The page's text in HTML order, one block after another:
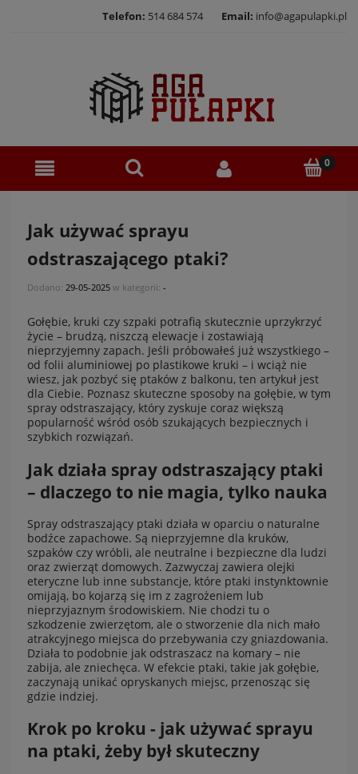
Telefon: 514 684 574 Email: info@agapulapki.pl
Jak używać sprayu
odstraszającego ptaki?
Dodano: 29-05-2025 w kategorii: -
Gołębie, kruki czy szpaki potrafią skutecznie uprzykrzyć
życie – brudzą, niszczą elewacje i zostawiają
nieprzyjemny zapach. Jeśli próbowałeś już wszystkiego –
od folii aluminiowej po plastikowe kruki – i wciąż nie
wiesz, jak pozbyć się ptaków z balkonu, ten artykuł jest
dla Ciebie. Poznasz skuteczne sposoby na gołębie, w tym
spray odstraszający, który zyskuje coraz większą
popularność wśród osób szukających bezpiecznych i
szybkich rozwiązań.
Jak działa spray odstraszający ptaki
– dlaczego to nie magia, tylko nauka
Spray odstraszający ptaki działa w oparciu o naturalne
bodźce zapachowe. Są nieprzyjemne dla kruków,
szpaków czy wróbli, ale neutralne i bezpieczne dla ludzi
oraz zwierząt domowych. Zazwyczaj zawiera olejki
eteryczne lub inne substancje, które ptaki instynktownie
omijają, bo kojarzą się im z zagrożeniem lub
nieprzyjaznym środowiskiem. Nie chodzi tu o
szkodzenie zwierzętom, ale o stworzenie dla nich mało
atrakcyjnego miejsca do przebywania czy gniazdowania.
Działa to podobnie jak odstraszacz na komary – nie
zabija, ale zniechęca. W efekcie ptaki, takie jak gołębie,
zaczynają unikać opryskanych miejsc, przenosząc się
gdzie indziej.
Krok po kroku - jak używać sprayu
na ptaki, żeby był skuteczny